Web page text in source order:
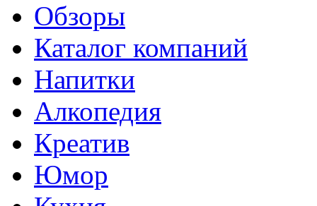
Обзоры
Каталог компаний
Напитки
Алкопедия
Креатив
Юмор